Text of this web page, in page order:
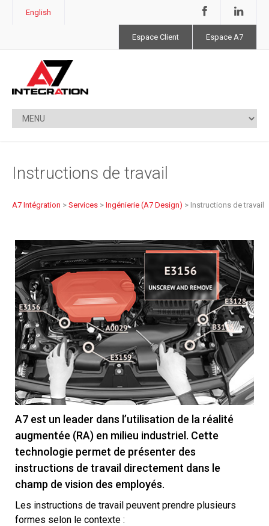
English
Espace Client Espace A7
Instructions de travail
A7 Intégration > Services > Ingénierie (A7 Design) > Instructions de travail
A7 est un leader dans l’utilisation de la réalité
augmentée (RA) en milieu industriel. Cette
technologie permet de présenter des
instructions de travail directement dans le
champ de vision des employés.
Les instructions de travail peuvent prendre plusieurs
formes selon le contexte :